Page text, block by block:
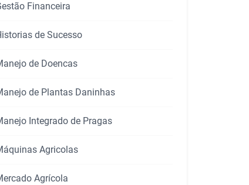
Financeira
de Sucesso
de Doencas
de Plantas Daninhas
Integrado de Pragas
Agricolas
Agrícola